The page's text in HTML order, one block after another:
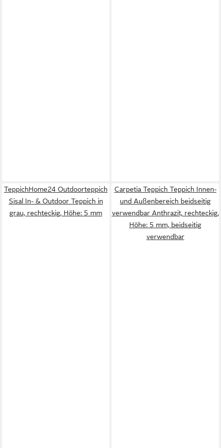
TeppichHome24 Outdoorteppich
Sisal In- & Outdoor Teppich in
grau, rechteckig, Höhe: 5 mm
Carpetia Teppich Teppich Innen-
und Außenbereich beidseitig
verwendbar Anthrazit, rechteckig,
Höhe: 5 mm, beidseitig
verwendbar